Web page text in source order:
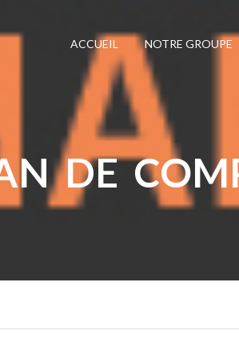
ACCUEIL NOTRE GROUPE
DE